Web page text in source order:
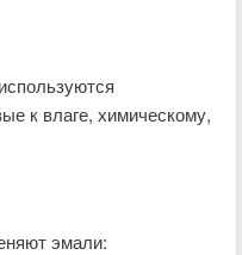
используются
к влаге, химическому,
эмали: